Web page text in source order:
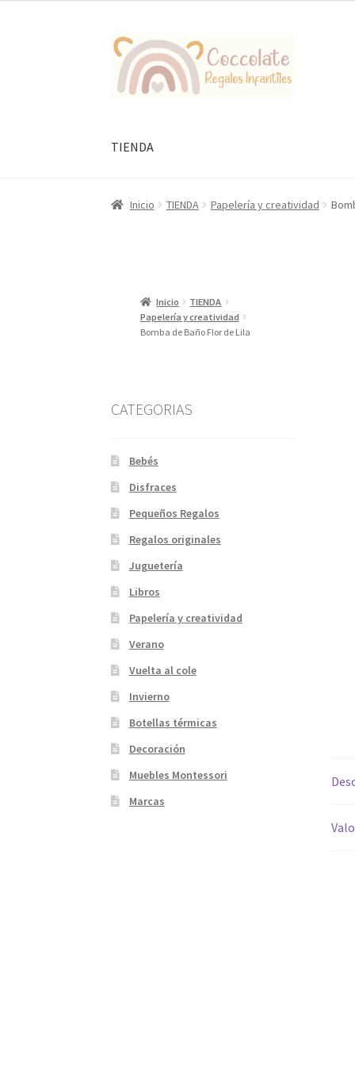
Ir
la
Ir
al
contenido
TIENDA
Inicio TIENDA Papelería y creatividad
Inicio
TIENDA
Papelería y creatividad
Bomba de Baño Flor de Lila
CATEGORIAS
Bebés
Disfraces
Pequeños Regalos
Regalos originales
Juguetería
Libros
Papelería y creatividad
Verano
Vuelta al cole
Invierno
Botellas térmicas
Decoración
Muebles Montessori
Marcas